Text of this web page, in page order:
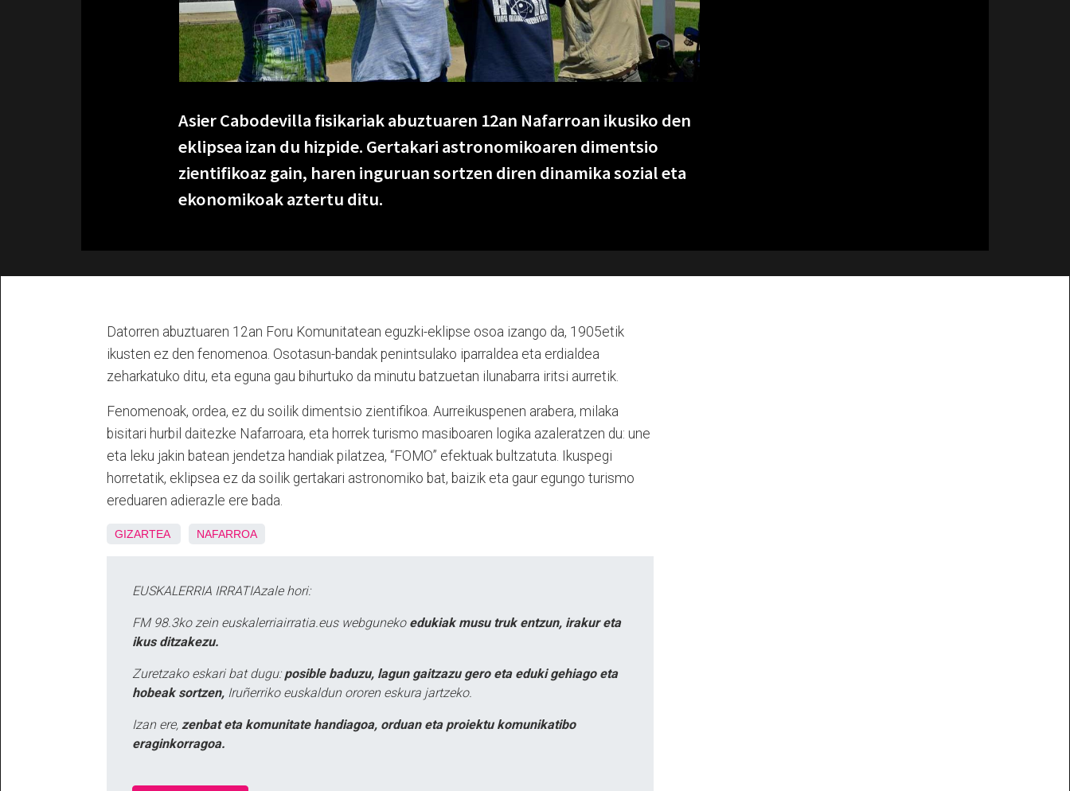
Asier Cabodevilla fisikariak abuztuaren 12an Nafarroan ikusiko den
eklipsea izan du hizpide. Gertakari astronomikoaren dimentsio
zientifikoaz gain, haren inguruan sortzen diren dinamika sozial eta
ekonomikoak aztertu ditu.
Datorren abuztuaren 12an Foru Komunitatean eguzki-eklipse osoa izango da, 1905etik
ikusten ez den fenomenoa. Osotasun-bandak penintsulako iparraldea eta erdialdea
zeharkatuko ditu, eta eguna gau bihurtuko da minutu batzuetan ilunabarra iritsi aurretik.
Fenomenoak, ordea, ez du soilik dimentsio zientifikoa. Aurreikuspenen arabera, milaka
bisitari hurbil daitezke Nafarroara, eta horrek turismo masiboaren logika azaleratzen du: une
eta leku jakin batean jendetza handiak pilatzea, “FOMO” efektuak bultzatuta. Ikuspegi
horretatik, eklipsea ez da soilik gertakari astronomiko bat, baizik eta gaur egungo turismo
ereduaren adierazle ere bada.
GIZARTEA NAFARROA
EUSKALERRIA IRRATIAzale hori:
FM 98.3ko zein euskalerriairratia.eus webguneko edukiak musu truk entzun, irakur eta
ikus ditzakezu.
Zuretzako eskari bat dugu: posible baduzu, lagun gaitzazu gero eta eduki gehiago eta
hobeak sortzen, Iruñerriko euskaldun ororen eskura jartzeko.
Izan ere, zenbat eta komunitate handiagoa, orduan eta proiektu komunikatibo
eraginkorragoa.